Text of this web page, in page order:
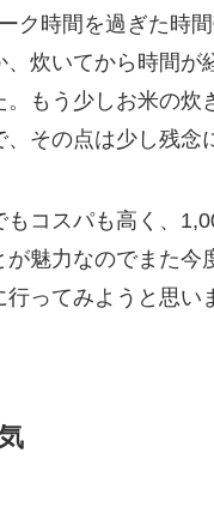
ク時間を過ぎた時
、炊いてから時間が
。もう少しお米の炊
、その点は少し残念
もコスパも高く、
が魅力なのでまた今
ってみようと思い